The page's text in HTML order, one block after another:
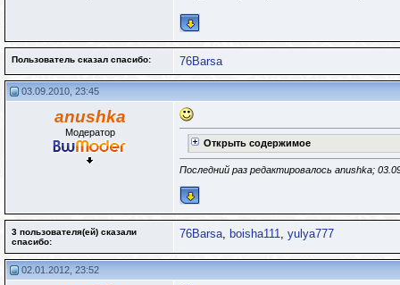
Пользователь сказал cпасибо: 76Barsa
03.09.2010, 23:45
anushka
Модератор
Открыть содержимое
Последний раз редактировалось anushka;
3 пользователя(ей) сказали
cпасибо:
76Barsa, boisha111, yulya777
02.01.2012, 23:52